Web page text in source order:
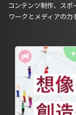
コンテンツ制作、ス
ワークとメディアの